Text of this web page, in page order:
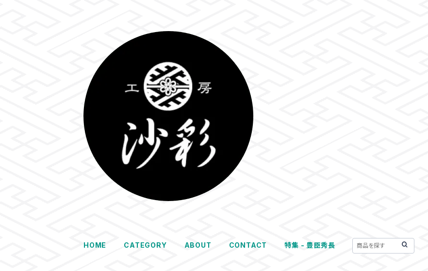
HOME CATEGORY ABOUT CONTACT 特集 - 豊臣秀長